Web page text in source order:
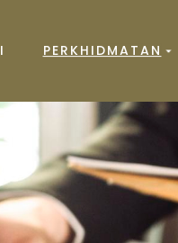
PERKHIDMATAN